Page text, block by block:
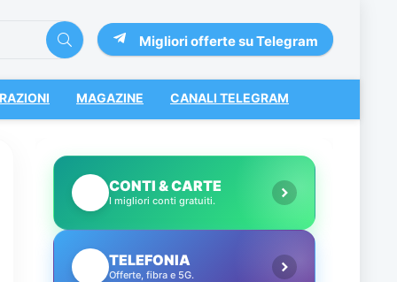
Migliori offerte su Telegram
MAGAZINE CANALI TELEGRAM
CONTI & CARTE
I migliori conti gratuiti.
TELEFONIA
Offerte, fibra e 5G.